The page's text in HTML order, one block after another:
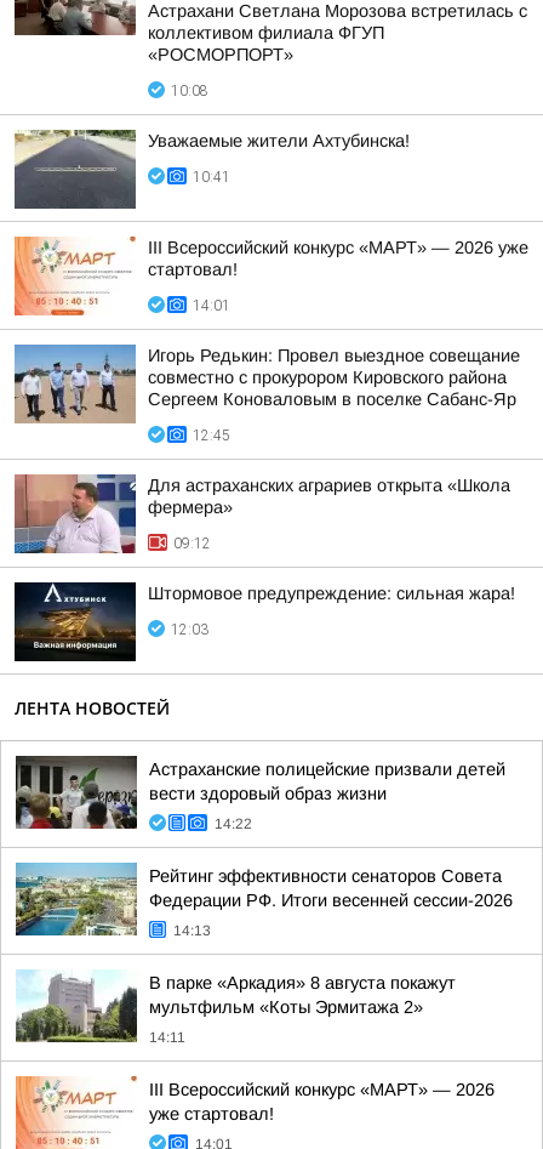
Астрахани Светлана Морозова встретилась с
коллективом филиала ФГУП
«РОСМОРПОРТ»
10:08
Уважаемые жители Ахтубинска!
10:41
III Всероссийский конкурс «МАРТ» — 2026 уже
стартовал!
14:01
Игорь Редькин: Провел выездное совещание
совместно с прокурором Кировского района
Сергеем Коноваловым в поселке Сабанс-Яр
12:45
Для астраханских аграриев открыта «Школа
фермера»
09:12
Штормовое предупреждение: сильная жара!
12:03
ЛЕНТА НОВОСТЕЙ
Астраханские полицейские призвали детей
вести здоровый образ жизни
14:22
Рейтинг эффективности сенаторов Совета
Федерации РФ. Итоги весенней сессии-2026
14:13
В парке «Аркадия» 8 августа покажут
мультфильм «Коты Эрмитажа 2»
14:11
III Всероссийский конкурс «МАРТ» — 2026
уже стартовал!
14:01